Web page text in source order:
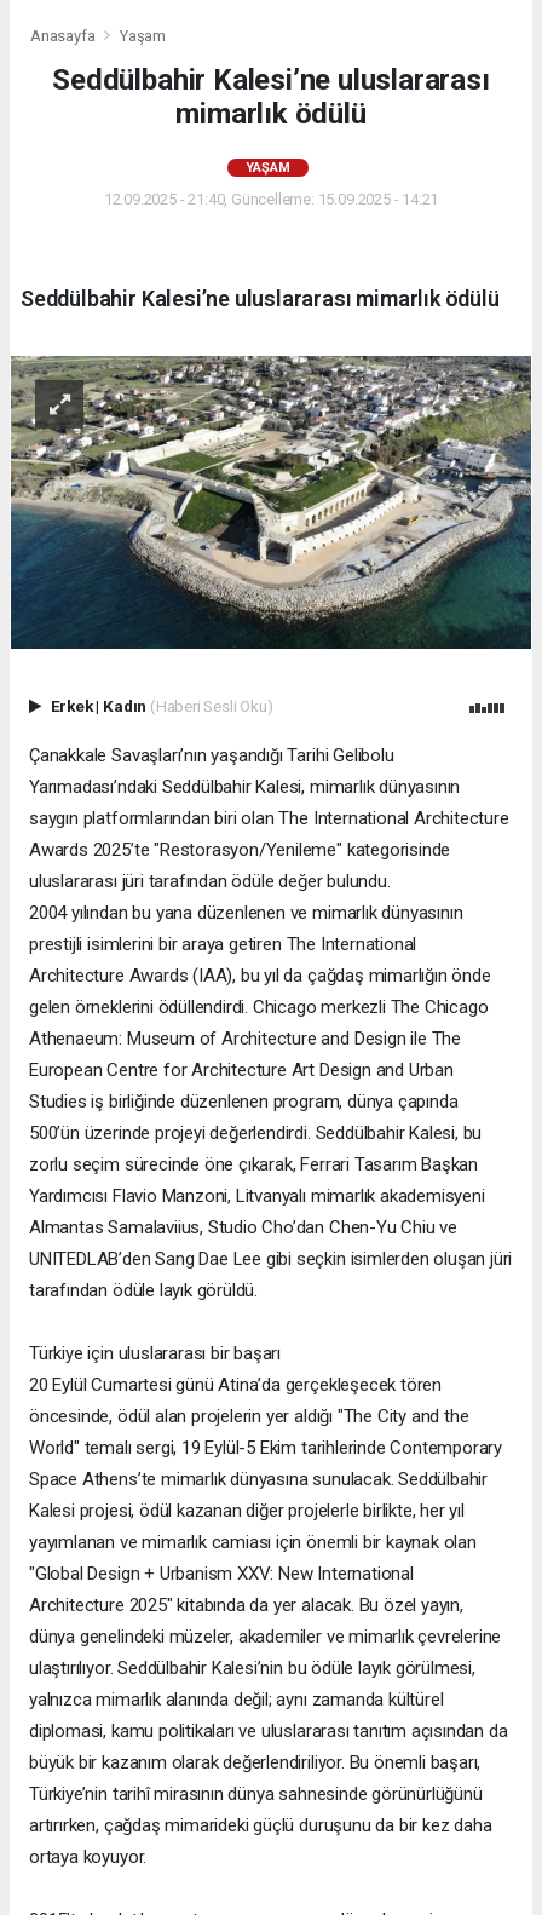
Anasayfa Yaşam
Seddülbahir Kalesi’ne uluslararası
mimarlık ödülü
YAŞAM
12.09.2025 - 21:40, Güncelleme: 15.09.2025 - 14:21
Seddülbahir Kalesi’ne uluslararası mimarlık ödülü
Erkek| Kadın (Haberi Sesli Oku)
Çanakkale Savaşları’nın yaşandığı Tarihi Gelibolu
Yarımadası’ndaki Seddülbahir Kalesi, mimarlık dünyasının
saygın platformlarından biri olan The International Architecture
Awards 2025’te "Restorasyon/Yenileme" kategorisinde
uluslararası jüri tarafından ödüle değer bulundu.
2004 yılından bu yana düzenlenen ve mimarlık dünyasının
prestijli isimlerini bir araya getiren The International
Architecture Awards (IAA), bu yıl da çağdaş mimarlığın önde
gelen örneklerini ödüllendirdi. Chicago merkezli The Chicago
Athenaeum: Museum of Architecture and Design ile The
European Centre for Architecture Art Design and Urban
Studies iş birliğinde düzenlenen program, dünya çapında
500’ün üzerinde projeyi değerlendirdi. Seddülbahir Kalesi, bu
zorlu seçim sürecinde öne çıkarak, Ferrari Tasarım Başkan
Yardımcısı Flavio Manzoni, Litvanyalı mimarlık akademisyeni
Almantas Samalaviius, Studio Cho’dan Chen-Yu Chiu ve
UNITEDLAB’den Sang Dae Lee gibi seçkin isimlerden oluşan jüri
tarafından ödüle layık görüldü.
Türkiye için uluslararası bir başarı
20 Eylül Cumartesi günü Atina’da gerçekleşecek tören
öncesinde, ödül alan projelerin yer aldığı "The City and the
World" temalı sergi, 19 Eylül-5 Ekim tarihlerinde Contemporary
Space Athens’te mimarlık dünyasına sunulacak. Seddülbahir
Kalesi projesi, ödül kazanan diğer projelerle birlikte, her yıl
yayımlanan ve mimarlık camiası için önemli bir kaynak olan
"Global Design + Urbanism XXV: New International
Architecture 2025" kitabında da yer alacak. Bu özel yayın,
dünya genelindeki müzeler, akademiler ve mimarlık çevrelerine
ulaştırılıyor. Seddülbahir Kalesi’nin bu ödüle layık görülmesi,
yalnızca mimarlık alanında değil; aynı zamanda kültürel
diplomasi, kamu politikaları ve uluslararası tanıtım açısından da
büyük bir kazanım olarak değerlendiriliyor. Bu önemli başarı,
Türkiye’nin tarihî mirasının dünya sahnesinde görünürlüğünü
artırırken, çağdaş mimarideki güçlü duruşunu da bir kez daha
ortaya koyuyor.